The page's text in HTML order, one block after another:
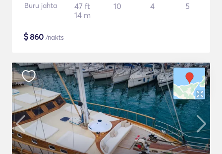
Buru jahta
47 ft
14 m
10 4 5
$860 /nakts